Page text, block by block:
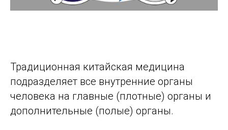
Традиционная китайская медицина
подразделяет все внутренние органы
человека на главные (плотные) органы и
дополнительные (полые) органы.